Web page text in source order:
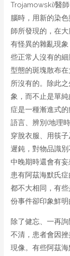
Trojamowski)醫
腦時，用新的染
師所發現的，在
有怪異的雜亂現
些正常人沒有的
型態的斑塊散布
所沒有的。除此
象，而不止是單
症是一種漸進式
語言、辨別(地理
穿脫衣服、用筷
遲鈍，對物品識
中晚期時還會有
患有阿茲海默氏
都不大相同，有
份事件卻印象鮮明
除了健忘、一再
不清，患者會因
現像。有些阿茲